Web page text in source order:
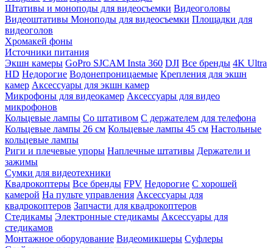
Штативы и моноподы для видеосъемки Видеоголовы
Видеоштативы Моноподы для видеосъемки Площадки для
видеоголов
Хромакей фоны
Источники питания
Экшн камеры GoPro SJCAM Insta 360 DJI Все бренды 4K Ultra
HD Недорогие Водонепроницаемые Крепления для экшн
камер Аксессуары для экшн камер
Микрофоны для видеокамер Аксессуары для видео
микрофонов
Кольцевые лампы Со штативом C держателем для телефона
Кольцевые лампы 26 см Кольцевые лампы 45 см Настольные
кольцевые лампы
Риги и плечевые упоры Наплечные штативы Держатели и
зажимы
Сумки для видеотехники
Квадрокоптеры Все бренды FPV Недорогие С хорошей
камерой На пульте управления Аксессуары для
квадрокоптеров Запчасти для квадрокоптеров
Стедикамы Электронные стедикамы Аксессуары для
стедикамов
Монтажное оборудование Видеомикшеры Суфлеры